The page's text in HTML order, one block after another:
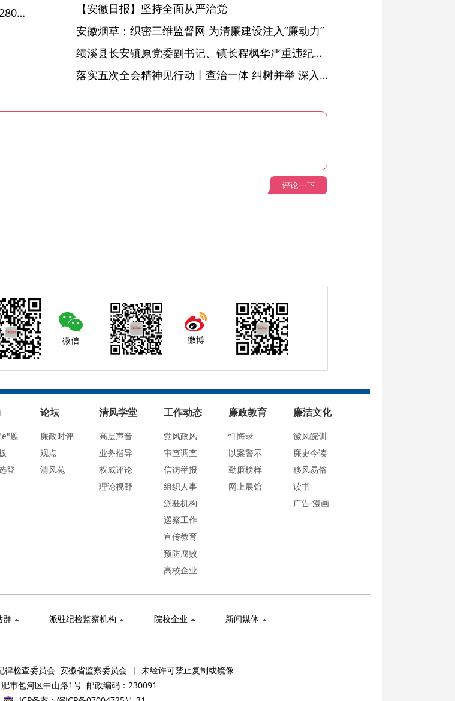
合肥：2022年查处违反中央八项规定精神问题280起处理475人
【安徽日报】坚持全面从严治党
安徽烟草：织密三维监督网 为清廉建设注入“廉动力”
绩溪县长安镇原党委副书记、镇长程枫华严重违纪违法被开除党籍和公职
落实五次全会精神见行动丨查治一体 纠树并举 深入推进风腐同查同治
评论一下
微信 微博
题
登
论坛
廉政时评
观点
清风苑
清风学堂
高层声音
业务指导
权威评论
理论视野
工作动态
党风政风
审查调查
信访举报
组织人事
派驻机构
巡察工作
宣传教育
预防腐败
高校企业
廉政教育
忏悔录
以案警示
勤廉榜样
网上展馆
廉洁文化
徽风皖训
廉史今读
移风易俗
读书
广告·漫画
群 派驻纪检监察机构 院校企业 新闻媒体
律检查委员会 安徽省监察委员会 | 未经许可禁止复制或镜像
市包河区中山路1号 邮政编码：230091